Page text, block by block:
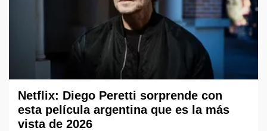
Netflix: Diego Peretti sorprende con
esta película argentina que es la más
vista de 2026